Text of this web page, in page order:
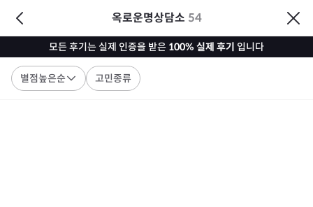
옥로운명상담소 54
모든 후기는 실제 인증을 받은 100% 실제 후기 입니다
별점높은순 고민종류